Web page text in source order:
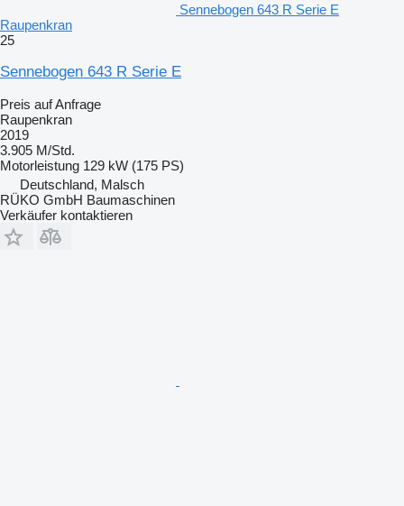
Sennebogen 643 R Serie E
Raupenkran
25
Sennebogen 643 R Serie E
Preis auf Anfrage
Raupenkran
2019
3.905 M/Std.
Motorleistung 129 kW (175 PS)
Deutschland, Malsch
RÜKO GmbH Baumaschinen
Verkäufer kontaktieren